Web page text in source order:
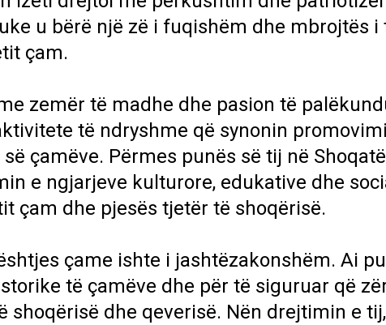
u bërë një zë i fuqishëm dhe mbrojtës i
çam.
zemër të madhe dhe pasion të
të ndryshme që synonin
çamëve. Përmes punës së tij në
e ngjarjeve kulturore, edukative dhe
çam dhe pjesës tjetër të shoqërisë.
çame ishte i jashtëzakonshëm. Ai
të çamëve dhe për të siguruar që
shoqërisë dhe qeverisë. Nën drejtimin e